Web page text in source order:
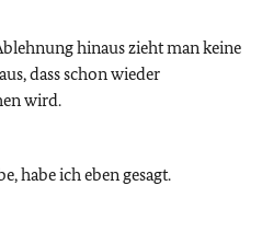
hinaus zieht man keine
dass schon wieder
wird.
habe ich eben gesagt.